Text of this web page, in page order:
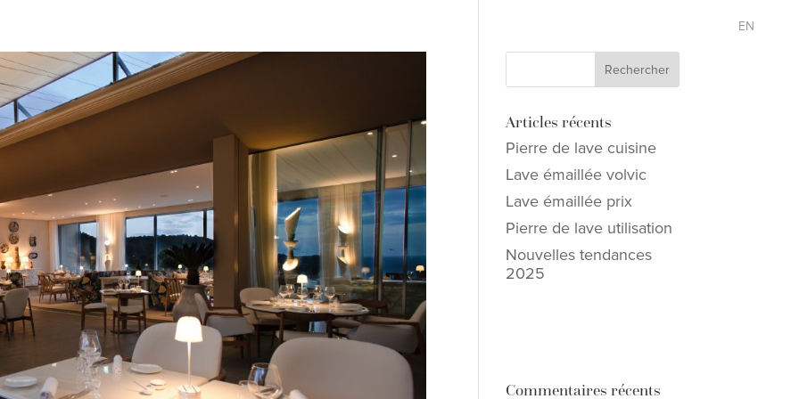
EN
Articles récents
Pierre de lave cuisine
Lave émaillée volvic
Lave émaillée prix
Pierre de lave utilisation
Nouvelles tendances
2025
Commentaires récents